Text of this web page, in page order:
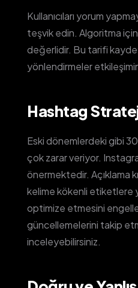
Kullanıcıları yorum
teşvik edin. Algoritma
değerlidir. Bu tarifi
yönlendirmeler
Hashtag
Eski dönemlerdeki gibi
çok zarar veriyor.
önermektedir. Açıklama
kelime kökenli etiketlere
optimize etmesini
güncellemelerini takip
inceleyebilirsiniz.